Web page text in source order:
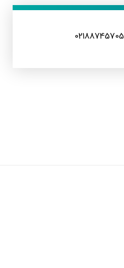
02188745705